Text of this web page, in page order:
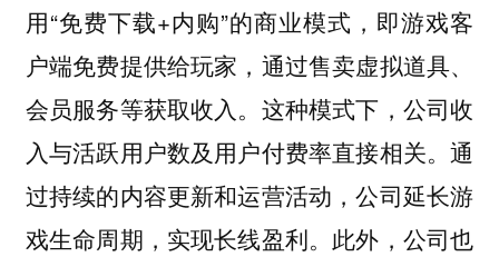
用“免费下载+内购”的商业模式，即游戏客
户端免费提供给玩家，通过售卖虚拟道具、
会员服务等获取收入。这种模式下，公司收
入与活跃用户数及用户付费率直接相关。通
过持续的内容更新和运营活动，公司延长游
戏生命周期，实现长线盈利。此外，公司也